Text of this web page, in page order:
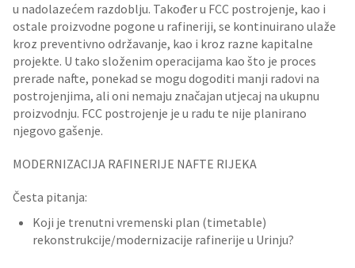
u nadolazećem razdoblju. Također u FCC postrojenje, kao i
ostale proizvodne pogone u rafineriji, se kontinuirano ulaže
kroz preventivno održavanje, kao i kroz razne kapitalne
projekte. U tako složenim operacijama kao što je proces
prerade nafte, ponekad se mogu dogoditi manji radovi na
postrojenjima, ali oni nemaju značajan utjecaj na ukupnu
proizvodnju. FCC postrojenje je u radu te nije planirano
njegovo gašenje.
MODERNIZACIJA RAFINERIJE NAFTE RIJEKA
Česta pitanja:
Koji je trenutni vremenski plan (timetable)
rekonstrukcije/modernizacije rafinerije u Urinju?